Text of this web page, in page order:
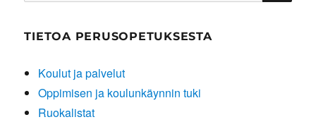
TIETOA PERUSOPETUKSESTA
Koulut ja palvelut
Oppimisen ja koulunkäynnin tuki
Ruokalistat